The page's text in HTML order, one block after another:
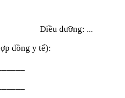
Điều dưỡng: ...
đồng y tế):